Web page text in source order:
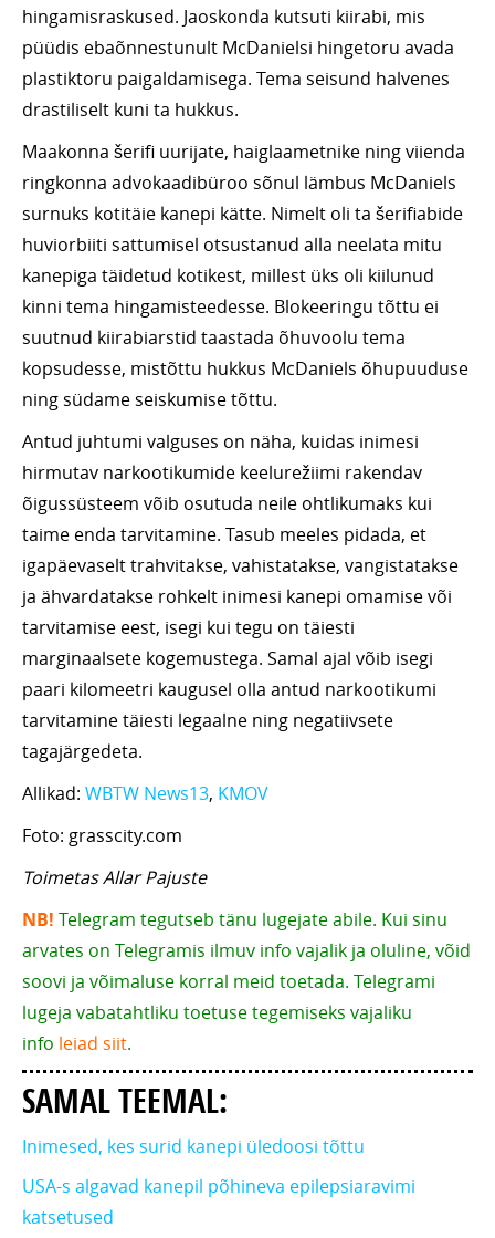
hingamisraskused. Jaoskonda kutsuti kiirabi, mis
püüdis ebaõnnestunult McDanielsi hingetoru avada
plastiktoru paigaldamisega. Tema seisund halvenes
drastiliselt kuni ta hukkus.
Maakonna šerifi uurijate, haiglaametnike ning viienda
ringkonna advokaadibüroo sõnul lämbus McDaniels
surnuks kotitäie kanepi kätte. Nimelt oli ta šerifiabide
huviorbiiti sattumisel otsustanud alla neelata mitu
kanepiga täidetud kotikest, millest üks oli kiilunud
kinni tema hingamisteedesse. Blokeeringu tõttu ei
suutnud kiirabiarstid taastada õhuvoolu tema
kopsudesse, mistõttu hukkus McDaniels õhupuuduse
ning südame seiskumise tõttu.
Antud juhtumi valguses on näha, kuidas inimesi
hirmutav narkootikumide keelurežiimi rakendav
õigussüsteem võib osutuda neile ohtlikumaks kui
taime enda tarvitamine. Tasub meeles pidada, et
igapäevaselt trahvitakse, vahistatakse, vangistatakse
ja ähvardatakse rohkelt inimesi kanepi omamise või
tarvitamise eest, isegi kui tegu on täiesti
marginaalsete kogemustega. Samal ajal võib isegi
paari kilomeetri kaugusel olla antud narkootikumi
tarvitamine täiesti legaalne ning negatiivsete
tagajärgedeta.
Allikad: WBTW News13, KMOV
Foto: grasscity.com
Toimetas Allar Pajuste
NB! Telegram tegutseb tänu lugejate abile. Kui sinu
arvates on Telegramis ilmuv info vajalik ja oluline, võid
soovi ja võimaluse korral meid toetada. Telegrami
lugeja vabatahtliku toetuse tegemiseks vajaliku
info leiad siit.
SAMAL TEEMAL:
Inimesed, kes surid kanepi üledoosi tõttu
USA-s algavad kanepil põhineva epilepsiaravimi
katsetused